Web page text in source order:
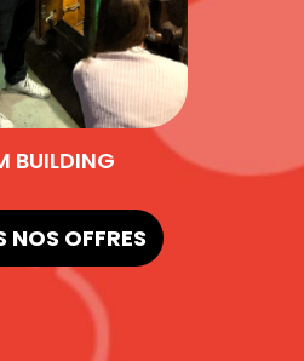
BUILDING
NOS OFFRES